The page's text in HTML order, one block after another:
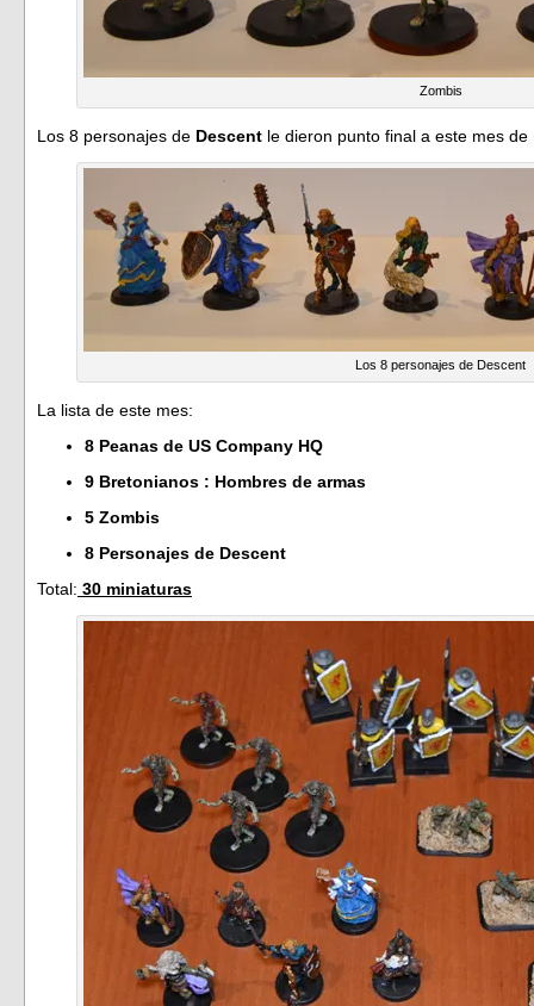
Zombis
Los 8 personajes de Descent le dieron punto final a este mes de
Los 8 personajes de Descent
La lista de este mes:
8 Peanas de US Company HQ
9 Bretonianos : Hombres de armas
5 Zombis
8 Personajes de Descent
Total: 30 miniaturas